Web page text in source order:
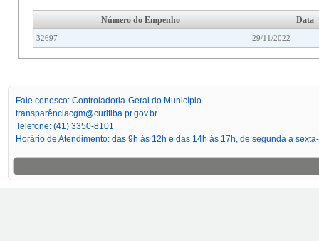
Número do Empenho Data
32697 29/11/2022
Fale conosco: Controladoria-Geral do Município
transparênciacgm@curitiba.pr.gov.br
Telefone: (41) 3350-8101
Horário de Atendimento: das 9h às 12h e das 14h às 17h, de segunda a